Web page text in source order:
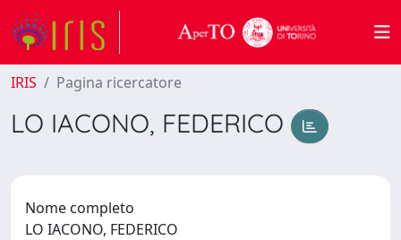
IRIS Pagina ricercatore
LO IACONO, FEDERICO
Nome completo
LO IACONO, FEDERICO